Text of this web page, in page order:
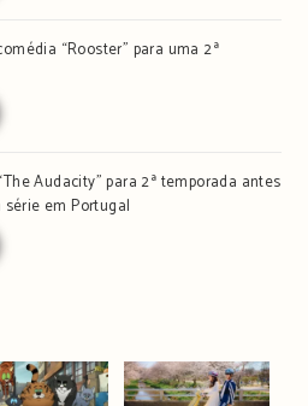
“Rooster” para uma 2ª
Audacity” para 2ª temporada antes
em Portugal